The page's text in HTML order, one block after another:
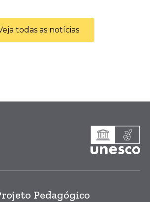
todas as notícias
Pedagógico